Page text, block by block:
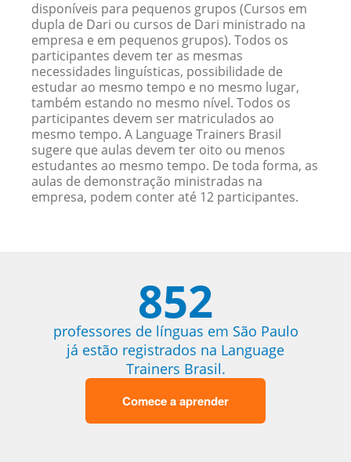
disponíveis para pequenos grupos (Cursos em
dupla de Dari ou cursos de Dari ministrado na
empresa e em pequenos grupos). Todos os
participantes devem ter as mesmas
necessidades linguísticas, possibilidade de
estudar ao mesmo tempo e no mesmo lugar,
também estando no mesmo nível. Todos os
participantes devem ser matriculados ao
mesmo tempo. A Language Trainers Brasil
sugere que aulas devem ter oito ou menos
estudantes ao mesmo tempo. De toda forma, as
aulas de demonstração ministradas na
empresa, podem conter até 12 participantes.
852
professores de línguas em São Paulo
já estão registrados na Language
Trainers Brasil.
Comece a aprender